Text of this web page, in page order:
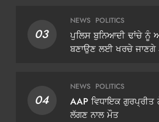
03
NEWS POLITICS
ਪੁਲਿਸ ਬੁਨਿਆਦੀ ਢਾਂਚੇ
ਬਣਾਉਣ ਲਈ ਖਰਚੇ
04
NEWS POLITICS
AAP ਵਿਧਾਇਕ ਗੁਰਪ੍ਰੀਤ
ਲੱਗਣ ਨਾਲ ਮੌਤ